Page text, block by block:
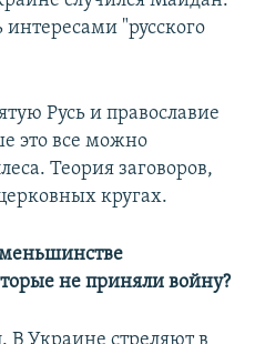
интересами "русского
Русь и православие
это все можно
Теория заговоров,
кругах.
не приняли войну?